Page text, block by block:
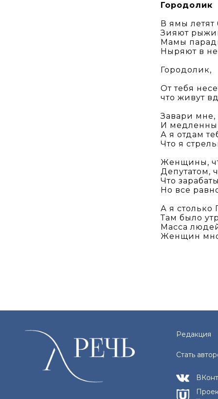
Городолик
В ямы летят
Зияют
Мамы
Ныряют в
Городолик,
От тебя
что живут
Завари мне,
И
А я отдам
Что я
Женщины,
Депутатом,
Что
Но все
А я столько
Там было
Масса
Женщин
Редакция
Стать